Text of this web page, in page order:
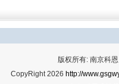
版权所有: 南京科
CopyRight 2026 http://